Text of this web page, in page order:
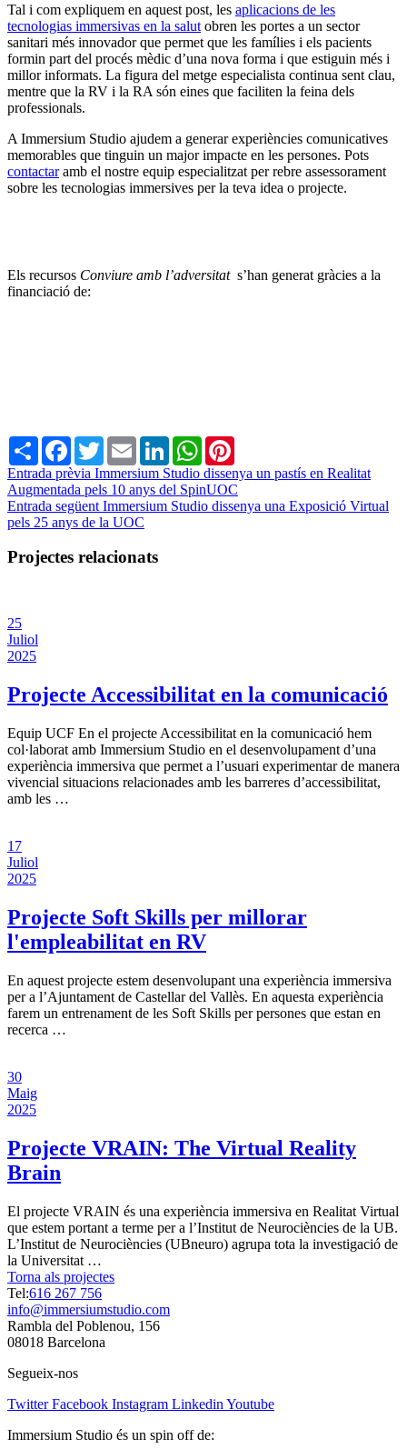
Tal i com expliquem en aquest post, les aplicacions de les
tecnologias immersivas en la salut obren les portes a un sector
sanitari més innovador que permet que les famílies i els pacients
formin part del procés mèdic d’una nova forma i que estiguin més i
millor informats. La figura del metge especialista continua sent clau,
mentre que la RV i la RA són eines que faciliten la feina dels
professionals.
A Immersium Studio ajudem a generar experiències comunicatives
memorables que tinguin un major impacte en les persones. Pots
contactaramb el nostre equip especialitzat per rebre assessorament
sobre les tecnologias immersives per la teva idea o projecte.
Els recursos Conviure amb l’adversitat s’han generat gràcies a la
financiació de:
Share Facebook
TwitterEmail LinkedInWhatsApp
Entrada prèvia Immersium Studio dissenya un pastís en Realitat
Augmentada pels 10 anys del SpinUOC
Entrada següent Immersium Studio dissenya una Exposició Virtual
pels 25 anys de la UOC
Projectes relacionats
25
Juliol
2025
Projecte Accessibilitat en la comunicació
Equip UCF En el projecte Accessibilitat en la comunicació hem
col·laborat amb Immersium Studio en el desenvolupament d’una
experiència immersiva que permet a l’usuari experimentar de manera
vivencial situacions relacionades amb les barreres d’accessibilitat,
amb les …
17
Juliol
2025
Projecte Soft Skills per millorar
l'empleabilitat en RV
En aquest projecte estem desenvolupant una experiència immersiva
per a l’Ajuntament de Castellar del Vallès. En aquesta experiència
farem un entrenament de les Soft Skills per persones que estan en
recerca …
30
Maig
2025
Projecte VRAIN: The Virtual Reality
Brain
El projecte VRAIN és una experiència immersiva en Realitat Virtual
que estem portant a terme per a l’Institut de Neurociències de la UB.
L’Institut de Neurociències (UBneuro) agrupa tota la investigació de
la Universitat …
Torna als projectes
Tel:616 267 756
info@immersiumstudio.com
Rambla del Poblenou, 156
08018 Barcelona
Segueix-nos
Twitter Facebook Instagram Linkedin Youtube
Immersium Studio és un spin off de: